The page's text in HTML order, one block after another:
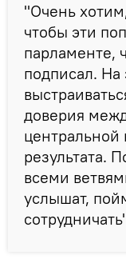
"Очень
чтобы эти
парламенте,
подписал. На
доверия
центральной
результата.
всеми
услышат,